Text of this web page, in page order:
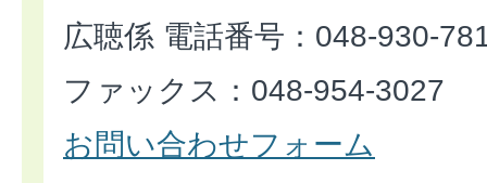
広聴係 電話番号：048-930-
ファックス：048-954-3027
お問い合わせフォーム